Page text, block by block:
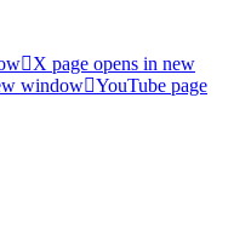
X page opens in new
window YouTube page